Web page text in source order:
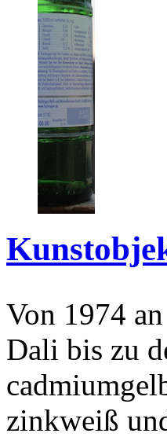
Von 1974
Dali bis zu
zinkweiß